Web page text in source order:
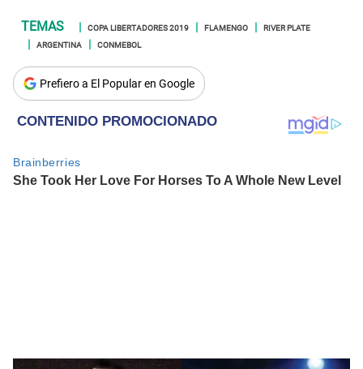
COPA LIBERTADORES 2019 FLAMENGO
RIVER PLATE
ARGENTINA
CONMEBOL
Prefiero a El Popular en Google